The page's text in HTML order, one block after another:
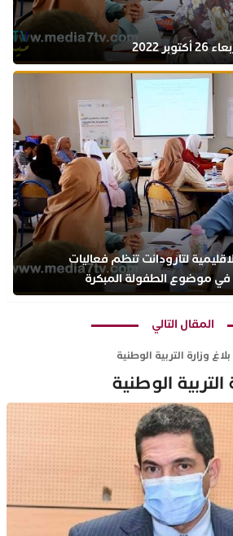
2022
أولاد تايمة: المديرية الاقليمية لتارودانت تنظم فعاليات
في موضوع الطفولة المبكرة
الثاني التأهيلية
المقال التالي
وزارة التربية الوطنية
الوطنية